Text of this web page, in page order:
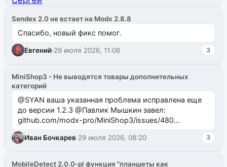
Sendex 2.0 не встает на Modx 2.8.8
Спасибо, новый фикс помог.
Евгений·29 июля 2026, 11:06 3
MiniShop3 - Не выводятся товары дополнительных
категорий
@SYAN ваша указанная проблема исправлена еще
до версии 1.2.3 @Павлик Мышкин завел:
github.com/modx-pro/MiniShop3/issues/480
github.com/modx-pro/MiniShop3/issues/481Исправим
в б...
Иван Бочкарев·29 июля 2026, 08:20 3
MobileDetect 2.0.0-pl функция "планшеты как